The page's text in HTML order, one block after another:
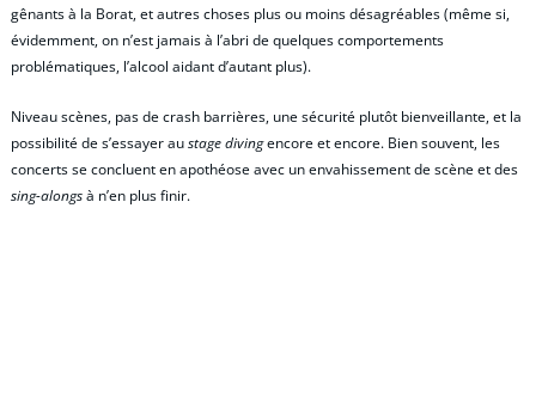
gênants à la Borat, et autres choses plus ou moins désagréables (même si,
évidemment, on n’est jamais à l’abri de quelques comportements
problématiques, l’alcool aidant d’autant plus).
Niveau scènes, pas de crash barrières, une sécurité plutôt bienveillante, et la
possibilité de s’essayer austage divingencore et encore. Bien souvent, les
concerts se concluent en apothéose avec un envahissement de scène et des
sing-alongsà n’en plus finir.